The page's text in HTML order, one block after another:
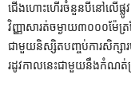
ជើងហោះហើរចំនួនបីនៅលើផ្លូ
វិញ្ញាសា​រត់​ចម្ងាយ​៣០០០​ម៉ែត្
ជាមួយ​និស្សិត​បញ្ចប់​ការ​សិក្សា​
រដូវកាលនេះជាមួយនឹងកំណត់